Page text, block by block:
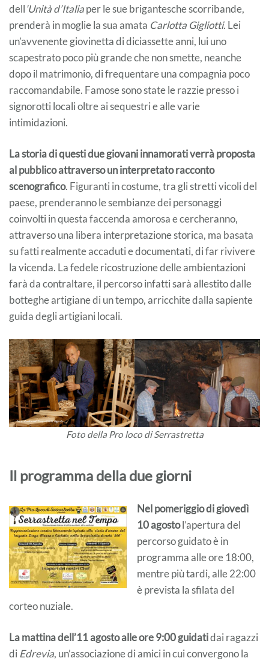
dell’Unità d’Italiaper le sue brigantesche scorribande,
prenderà in moglie la sua amata Carlotta Gigliotti. Lei
un’avvenente giovinetta di diciassette anni, lui uno
scapestrato poco più grande che non smette, neanche
dopo il matrimonio, di frequentare una compagnia poco
raccomandabile. Famose sono state le razzie presso i
signorotti locali oltre ai sequestri e alle varie
intimidazioni.
La storia di questi due giovani innamorati verrà proposta
al pubblico attraverso un interpretato racconto
scenografico. Figuranti in costume, tra gli stretti vicoli del
paese, prenderanno le sembianze dei personaggi
coinvolti in questa faccenda amorosa e cercheranno,
attraverso una libera interpretazione storica, ma basata
su fatti realmente accaduti e documentati, di far rivivere
la vicenda. La fedele ricostruzione delle ambientazioni
farà da contraltare, il percorso infatti sarà allestito dalle
botteghe artigiane di un tempo, arricchite dalla sapiente
guida degli artigiani locali.
Foto della Pro loco di Serrastretta
Il programma della due giorni
Nel pomeriggio di giovedì
10 agostol’apertura del
percorso guidato è in
programma alle ore 18:00,
mentre più tardi, alle 22:00
è prevista la sfilata del
corteo nuziale.
La mattina dell’11 agosto alle ore 9:00 guidatidai ragazzi
di Edrevia, un’associazione di amici in cui convergono la